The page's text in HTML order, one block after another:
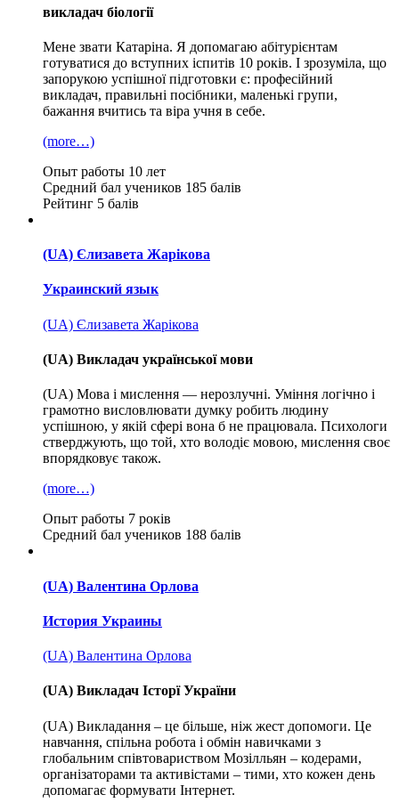
викладач біології
Мене звати Катаріна. Я допомагаю абітурієнтам
готуватися до вступних іспитів 10 років. І зрозуміла, що
запорукою успішної підготовки є: професійний
викладач, правильні посібники, маленькі групи,
бажання вчитись та віра учня в себе.
(more…)
Опыт работы 10 лет
Средний бал учеников 185 балів
Рейтинг 5 балів
(UA) Єлизавета Жарікова
Украинский язык
(UA) Єлизавета Жарікова
(UA) Викладач української мови
(UA) Мова і мислення — нерозлучні. Уміння логічно і
грамотно висловлювати думку робить людину
успішною, у якій сфері вона б не працювала. Психологи
стверджують, що той, хто володіє мовою, мислення своє
впорядковує також.
(more…)
Опыт работы 7 років
Средний бал учеников 188 балів
(UA) Валентина Орлова
История Украины
(UA) Валентина Орлова
(UA) Викладач Історї України
(UA) Викладання – це більше, ніж жест допомоги. Це
навчання, спільна робота і обмін навичками з
глобальним співтовариством Мозілльян – кодерами,
організаторами та активістами – тими, хто кожен день
допомагає формувати Інтернет.